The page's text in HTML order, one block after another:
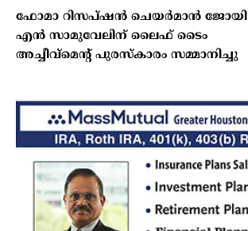
ഫോമാ റിസപ്ഷന്‍ ചെയര്‍മാന്‍ ജോയി
എന്‍ സാമുവേലിന് ലൈഫ് ടൈം
അച്ചീവ്‌മെന്റ് പുരസ്‌കാരം സമ്മാനിച്ചു